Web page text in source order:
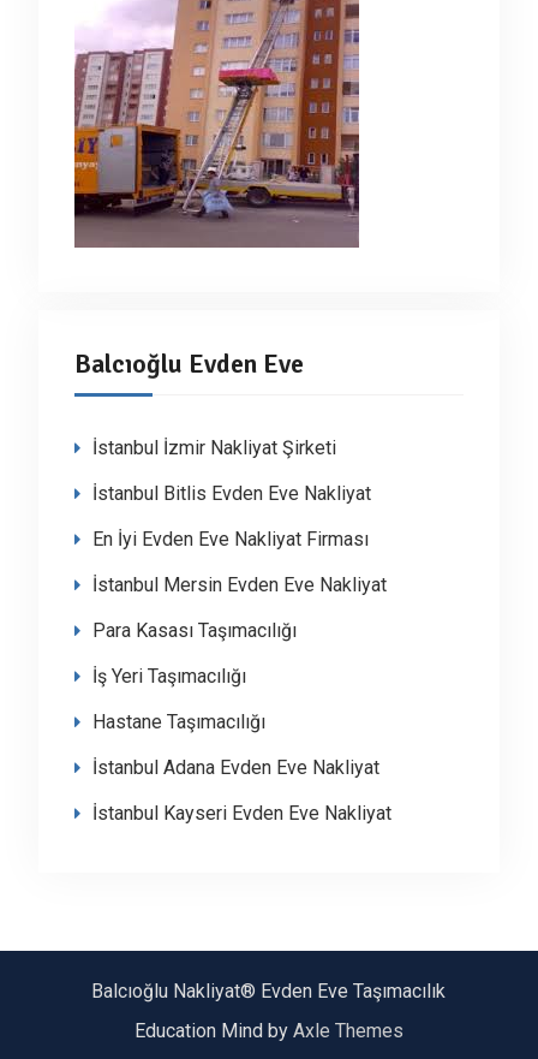
Balcıoğlu Evden Eve
İstanbul İzmir Nakliyat Şirketi
İstanbul Bitlis Evden Eve Nakliyat
En İyi Evden Eve Nakliyat Firması
İstanbul Mersin Evden Eve Nakliyat
Para Kasası Taşımacılığı
İş Yeri Taşımacılığı
Hastane Taşımacılığı
İstanbul Adana Evden Eve Nakliyat
İstanbul Kayseri Evden Eve Nakliyat
Balcıoğlu Nakliyat® Evden Eve Taşımacılık
Education Mind by Axle Themes